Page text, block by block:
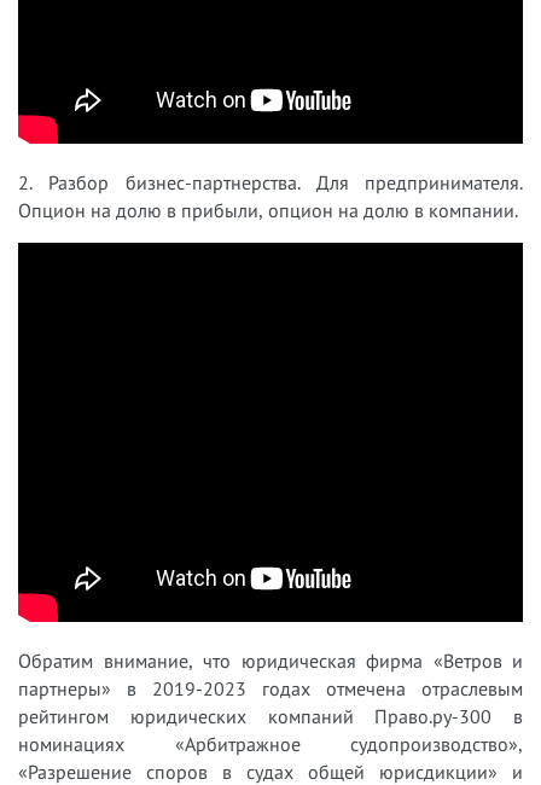
2. Разбор бизнес-партнерства. Для предпринимателя.
Опцион на долю в прибыли, опцион на долю в компании.
Обратим внимание, что юридическая фирма «Ветров и
партнеры» в 2019-2023 годах отмечена отраслевым
рейтингом юридических компаний Право.ру-300 в
номинациях «Арбитражное судопроизводство»,
«Разрешение споров в судах общей юрисдикции» и